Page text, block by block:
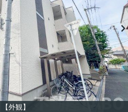
【外観】